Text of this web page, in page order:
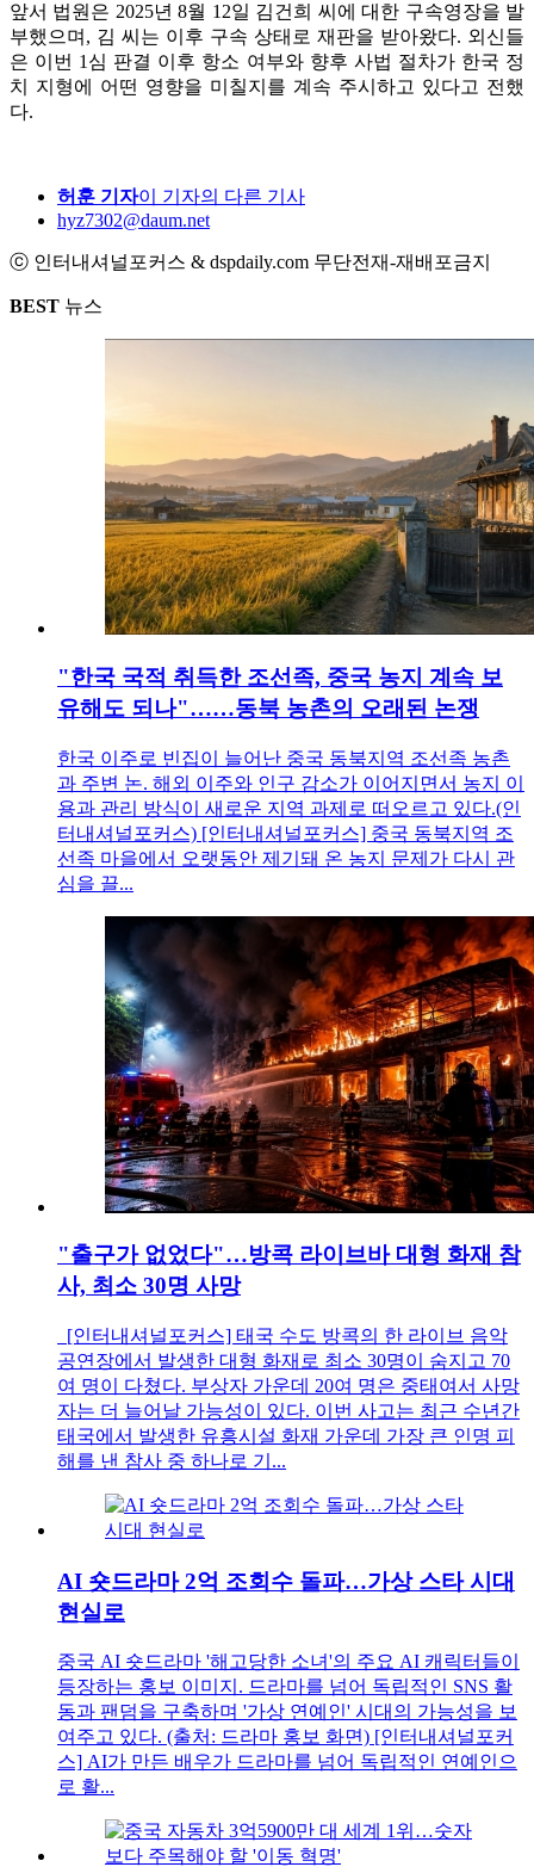
앞서 법원은 2025년 8월 12일 김건희 씨에 대한 구속영장을 발
부했으며, 김 씨는 이후 구속 상태로 재판을 받아왔다. 외신들
은 이번 1심 판결 이후 항소 여부와 향후 사법 절차가 한국 정
치 지형에 어떤 영향을 미칠지를 계속 주시하고 있다고 전했
다.
허훈 기자이 기자의 다른 기사
hyz7302@daum.net
ⓒ 인터내셔널포커스 & dspdaily.com 무단전재-재배포금지
BEST 뉴스
"한국 국적 취득한 조선족, 중국 농지 계속 보
유해도 되나"……동북 농촌의 오래된 논쟁
한국 이주로 빈집이 늘어난 중국 동북지역 조선족 농촌
과 주변 논. 해외 이주와 인구 감소가 이어지면서 농지 이
용과 관리 방식이 새로운 지역 과제로 떠오르고 있다.(인
터내셔널포커스) [인터내셔널포커스] 중국 동북지역 조
선족 마을에서 오랫동안 제기돼 온 농지 문제가 다시 관
심을 끌...
"출구가 없었다"…방콕 라이브바 대형 화재 참
사, 최소 30명 사망
[인터내셔널포커스] 태국 수도 방콕의 한 라이브 음악
공연장에서 발생한 대형 화재로 최소 30명이 숨지고 70
여 명이 다쳤다. 부상자 가운데 20여 명은 중태여서 사망
자는 더 늘어날 가능성이 있다. 이번 사고는 최근 수년간
태국에서 발생한 유흥시설 화재 가운데 가장 큰 인명 피
해를 낸 참사 중 하나로 기...
AI 숏드라마 2억 조회수 돌파…가상 스타 시대
현실로
중국 AI 숏드라마 '해고당한 소녀'의 주요 AI 캐릭터들이
등장하는 홍보 이미지. 드라마를 넘어 독립적인 SNS 활
동과 팬덤을 구축하며 '가상 연예인' 시대의 가능성을 보
여주고 있다. (출처: 드라마 홍보 화면) [인터내셔널포커
스] AI가 만든 배우가 드라마를 넘어 독립적인 연예인으
로 활...